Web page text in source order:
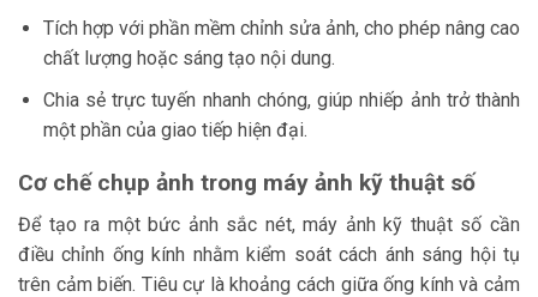
Tích hợp với phần mềm chỉnh sửa ảnh, cho phép nâng cao
chất lượng hoặc sáng tạo nội dung.
Chia sẻ trực tuyến nhanh chóng, giúp nhiếp ảnh trở thành
một phần của giao tiếp hiện đại.
Cơ chế chụp ảnh trong máy ảnh kỹ thuật số
Để tạo ra một bức ảnh sắc nét, máy ảnh kỹ thuật số cần
điều chỉnh ống kính nhằm kiểm soát cách ánh sáng hội tụ
trên cảm biến. Tiêu cự là khoảng cách giữa ống kính và cảm